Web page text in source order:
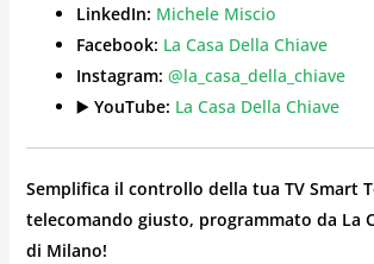
LinkedIn: Michele Miscio
Facebook: La Casa Della Chiave
Instagram: @la_casa_della_chiave
▶️ YouTube: La Casa Della Chiave
Semplifica il controllo della tua TV Smart
telecomando giusto, programmato da La
di Milano!